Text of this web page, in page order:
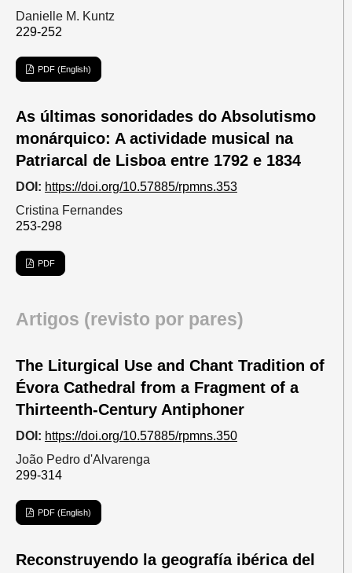
Danielle M. Kuntz
229-252
PDF (English)
As últimas sonoridades do Absolutismo
monárquico: A actividade musical na
Patriarcal de Lisboa entre 1792 e 1834
DOI: https://doi.org/10.57885/rpmns.353
Cristina Fernandes
253-298
PDF
Artigos (revisto por pares)
The Liturgical Use and Chant Tradition of
Évora Cathedral from a Fragment of a
Thirteenth-Century Antiphoner
DOI: https://doi.org/10.57885/rpmns.350
João Pedro d'Alvarenga
299-314
PDF (English)
Reconstruyendo la geografía ibérica del